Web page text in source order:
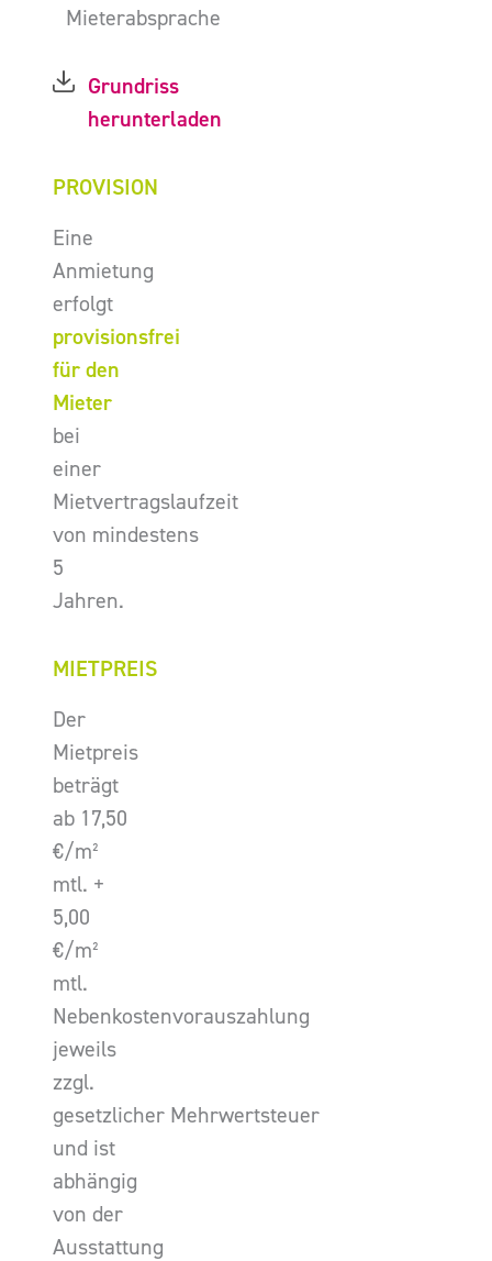
Mieterabsprache
Grundriss
herunterladen
PROVISION
Eine
Anmietung
erfolgt
provisionsfrei
für den
Mieter
bei
einer
Mietvertragslaufzeit
von mindestens
5
Jahren.
MIETPREIS
Der
Mietpreis
beträgt
ab 17,50
€/m²
mtl. +
5,00
€/m²
mtl.
Nebenkostenvorauszahlung
jeweils
zzgl.
gesetzlicher Mehrwertsteuer
und ist
abhängig
von der
Ausstattung